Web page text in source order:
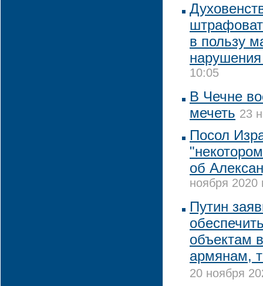
в пользу
10:05
В Чечне
мечеть 23
Посол
об
ноября 2020
Путин
объектам
армянам,
20 ноября